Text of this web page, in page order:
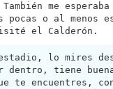
me
pocas o al menos
el Calderón.
lo mires
dentro, tiene
te encuentres,